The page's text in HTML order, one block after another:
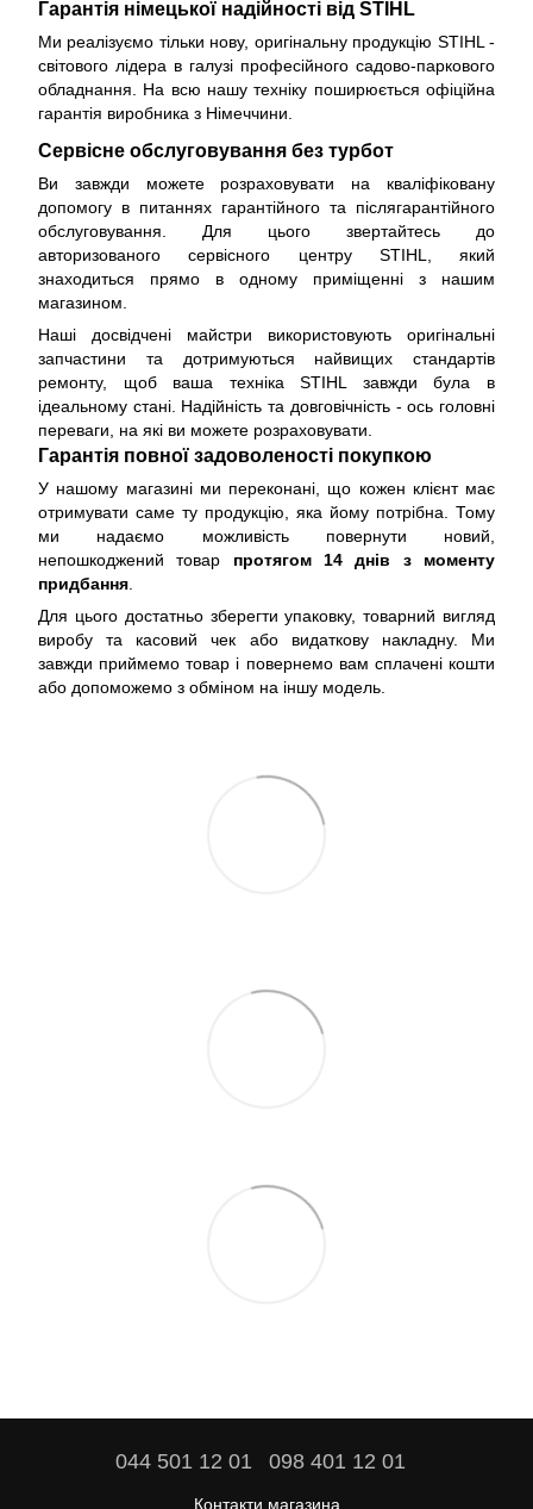
Гарантія німецької надійності від STIHL
Ми реалізуємо тільки нову, оригінальну продукцію STIHL -
світового лідера в галузі професійного садово-паркового
обладнання. На всю нашу техніку поширюється офіційна
гарантія виробника з Німеччини
Сервісне обслуговування без турбот
Ви завжди можете розраховувати на кваліфіковану
допомогу в питаннях гарантійного та післягарантійного
обслуговування. Для цього звертайтесь до
авторизованого сервісного центру STIHL, який
знаходиться прямо в одному приміщенні з нашим
магазином.
Наші досвідчені майстри використовують оригінальні
запчастини та дотримуються найвищих стандартів
ремонту, щоб ваша техніка STIHL завжди була в
ідеальному стані. Надійність та довговічність - ось головні
переваги, на які ви можете розраховувати.
Гарантія повної задоволеності покупкою
У нашому магазині ми переконані, що кожен клієнт має
отримувати саме ту продукцію, яка йому потрібна. Тому
ми надаємо можливість повернути новий,
непошкоджений товар протягом 14 днів з моменту
придбання
Для цього достатньо зберегти упаковку, товарний вигляд
виробу та касовий чек або видаткову накладну. Ми
завжди приймемо товар і повернемо вам сплачені кошти
або допоможемо з обміном на іншу модель.
044 501 12 01 098 401 12 01
Контакти магазина